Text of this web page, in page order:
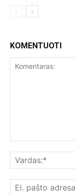
KOMENTUOTI